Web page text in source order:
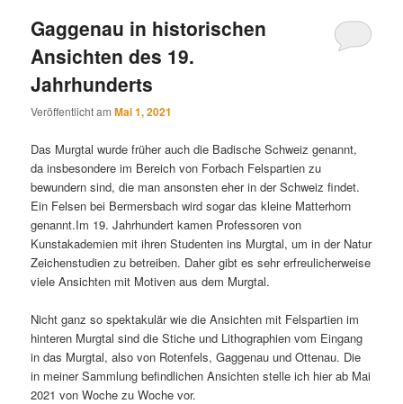
Gaggenau in historischen
Ansichten des 19.
Jahrhunderts
Veröffentlicht amMai 1, 2021
Das Murgtal wurde früher auch die Badische Schweiz genannt,
da insbesondere im Bereich von Forbach Felspartien zu
bewundern sind, die man ansonsten eher in der Schweiz findet.
Ein Felsen bei Bermersbach wird sogar das kleine Matterhorn
genannt.Im 19. Jahrhundert kamen Professoren von
Kunstakademien mit ihren Studenten ins Murgtal, um in der Natur
Zeichenstudien zu betreiben. Daher gibt es sehr erfreulicherweise
viele Ansichten mit Motiven aus dem Murgtal.
Nicht ganz so spektakulär wie die Ansichten mit Felspartien im
hinteren Murgtal sind die Stiche und Lithographien vom Eingang
in das Murgtal, also von Rotenfels, Gaggenau und Ottenau. Die
in meiner Sammlung befindlichen Ansichten stelle ich hier ab Mai
2021 von Woche zu Woche vor.